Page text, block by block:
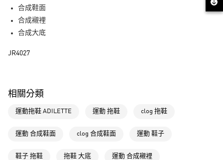
LINE Pay
運送方式
付款後全家取貨
每筆NT$80，滿NT$1,500(含以上)免運費
萊爾富取貨付款
合成鞋面
合成襯裡
合成大底
JR4027
相關分類
運動拖鞋 ADILETTE 運動 拖鞋 clog 拖鞋
運動 合成鞋面 clog 合成鞋面 運動 鞋子
鞋子 拖鞋 拖鞋 大底 運動 合成襯裡